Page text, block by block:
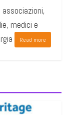
medici e
Read more